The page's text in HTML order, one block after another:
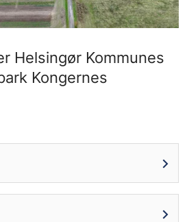
Helsingør Kommunes
Kongernes